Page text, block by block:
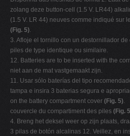
zolang deze button-cell (1.5 V. LR44)
(1.5 V. LR 44) neuves comme indiqué sur
(Fig. 5).
3. Afloje el tornillo con un destornillador
piles de type identique ou similaire.
12. Batteries are to be inserted with the
niet aan de mat vastgemaakt zijn.
11. Usar sólo baterías del tipo
tampa e insira 3 baterias segura e
on the battery compartment cover (Fig. 5).
couvercle du compartiment des piles (Fig.
4. Breng het deksel weer op zijn plaats,
3 pilas de botón alcalinas 12. Veillez, en